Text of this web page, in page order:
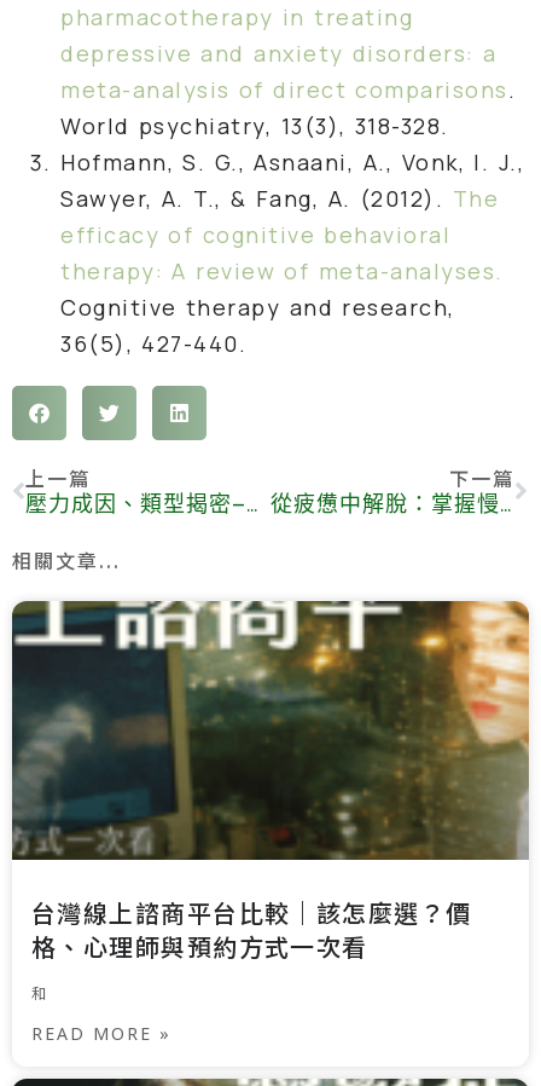
pharmacotherapy in treating
depressive and anxiety disorders: a
meta-analysis of direct comparisons .
World psychiatry, 13(3), 318-328.
Hofmann, S. G., Asnaani, A., Vonk, I. J.,
Sawyer, A. T., & Fang, A. (2012). The
efficacy of cognitive behavioral
therapy: A review of meta-analyses.
Cognitive therapy and research,
36(5), 427-440.
上一篇
壓力成因、類型揭密—了解如何紓壓，在喧囂中綻放自我
下一篇
從疲憊中解脫：掌握慢性疲勞症的成因與改善方法
相關文章...
台灣線上諮商平台比較｜該怎麼選？價
格、心理師與預約方式一次看
和
READ MORE »